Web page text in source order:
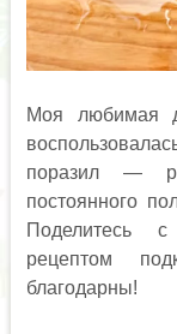
Моя любимая
поразил —
постоянного
Поделитесь
рецептом
благодарны!